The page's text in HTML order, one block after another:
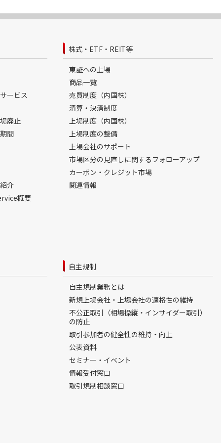
ービス
廃止
間
介
概要
株式・ETF・REIT等
東証への上場
商品一覧
売買制度（内国株）
清算・決済制度
上場制度（内国株）
上場制度の整備
上場会社のサポート
市場区分の見直しに関するフォローアップ
カーボン・クレジット市場
関連情報
自主規制
自主規制業務とは
新規上場会社・上場会社の適格性の維持
不公正取引（相場操縦・インサイダー取引）
の防止
取引参加者の健全性の維持・向上
公表資料
セミナー・イベント
情報受付窓口
取引規制相談窓口